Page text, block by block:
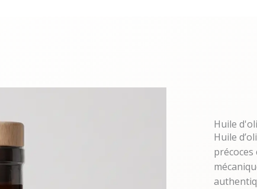
Huile
Huile